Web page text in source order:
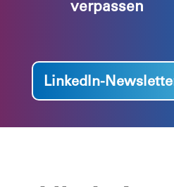
verpassen
LinkedIn-